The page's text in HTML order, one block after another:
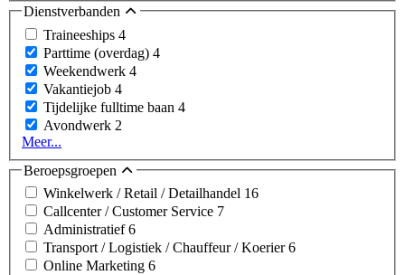
Dienstverbanden
Traineeships 4
Parttime (overdag) 4
Weekendwerk 4
Vakantiejob 4
Tijdelijke fulltime baan 4
Avondwerk 2
Meer...
Beroepsgroepen
Winkelwerk / Retail / Detailhandel 16
Callcenter / Customer Service 7
Administratief6
Transport / Logistiek / Chauffeur / Koerier6
Online Marketing 6